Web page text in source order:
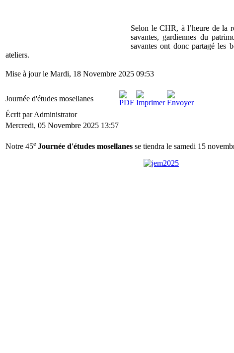
Selon le CHR, à l’heure de la
savantes, gardiennes du
savantes ont donc partagé les
ateliers.
Mise à jour le Mardi, 18 Novembre 2025 09:53
Journée d'études mosellanes
Écrit par Administrator
Mercredi, 05 Novembre 2025 13:57
Notre 45e Journée d'études mosellanes se tiendra le samedi 15